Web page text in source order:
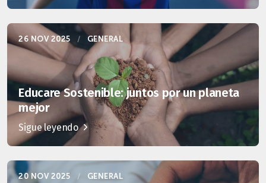
26 NOV 2025 / GENERAL
Educare Sostenible: juntos por un planeta
mejor
Sigue leyendo
20 NOV 2025 / GENERAL